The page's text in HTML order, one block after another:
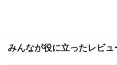
みんなが役に立ったレビュ